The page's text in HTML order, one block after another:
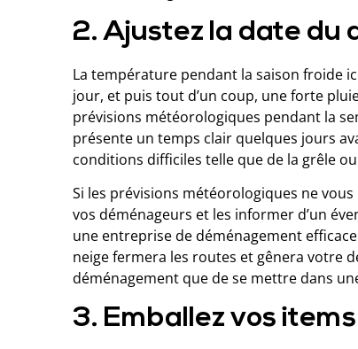
2. Ajustez la date du
La température pendant la saison froide
jour, et puis tout d’un coup, une forte
prévisions météorologiques pendant la
présente un temps clair quelques jours
conditions difficiles telle que de la grêle
Si les prévisions météorologiques ne
vos déménageurs et les informer d’un
une entreprise de déménagement efficace
neige fermera les routes et gênera votre
déménagement que de se mettre dans
3. Emballez vos